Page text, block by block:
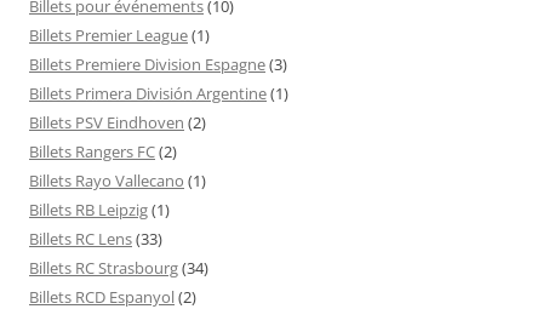
Billets pour événements(10)
Billets Premier League(1)
Billets Premiere Division Espagne(3)
Billets Primera División Argentine(1)
Billets PSV Eindhoven (2)
Billets Rangers FC(2)
Billets Rayo Vallecano (1)
Billets RB Leipzig(1)
Billets RC Lens(33)
Billets RC Strasbourg(34)
Billets RCD Espanyol(2)